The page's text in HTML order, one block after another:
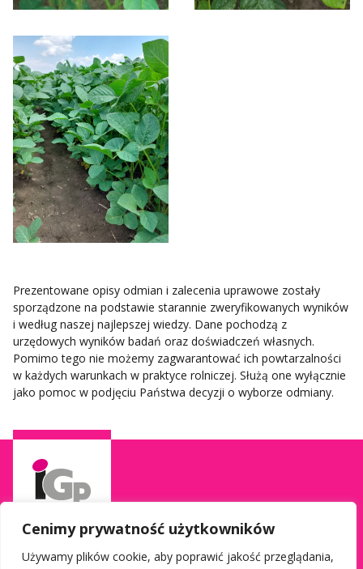
Cenimy prywatność użytkowników
Używamy plików cookie, aby poprawić jakość przeglądania,
Prezentowane opisy odmian i zalecenia uprawowe zostały
sporządzone na podstawie starannie zweryfikowanych wyników
i według naszej najlepszej wiedzy. Dane pochodzą z
urzędowych wyników badań oraz doświadczeń własnych.
Pomimo tego nie możemy zagwarantować ich powtarzalności
w każdych warunkach w praktyce rolniczej. Służą one wyłącznie
jako pomoc w podjęciu Państwa decyzji o wyborze odmiany.